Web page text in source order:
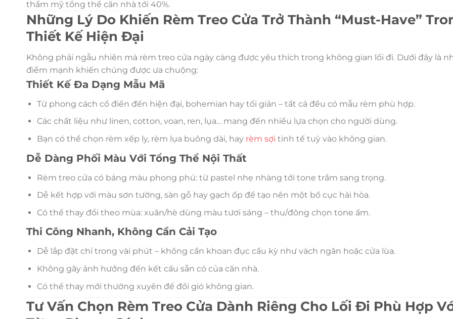
thẩm mỹ tổng thể căn nhà tới 40%.
Những Lý Do Khiến Rèm Treo Cửa Trở Thành “Must-Have”
Thiết Kế Hiện Đại
Không phải ngẫu nhiên mà rèm treo cửa ngày càng được yêu thích trong không gian lối đi. Dưới đây là
điểm mạnh khiến chúng được ưa chuộng:
Thiết Kế Đa Dạng Mẫu Mã
Từ phong cách cổ điển đến hiện đại, bohemian hay tối giản – tất cả đều có mẫu rèm phù hợp.
Các chất liệu như linen, cotton, voan, ren, lụa… mang đến nhiều lựa chọn cho người dùng.
Bạn có thể chọn rèm xếp ly, rèm lụa buông dài, hay rèm sợi tinh tế tuỳ vào không gian.
Dễ Dàng Phối Màu Với Tổng Thể Nội Thất
Rèm treo cửa có bảng màu phong phú: từ pastel nhẹ nhàng tới tone trầm sang trọng.
Dễ kết hợp với màu sơn tường, sàn gỗ hay gạch ốp để tạo nên một bố cục hài hòa.
Có thể thay đổi theo mùa: xuân/hè dùng màu tươi sáng – thu/đông chọn tone ấm.
Thi Công Nhanh, Không Cần Cải Tạo
Dễ lắp đặt chỉ trong vài phút – không cần khoan đục cầu kỳ như vách ngăn hoặc cửa lùa.
Không gây ảnh hưởng đến kết cấu sẵn có của căn nhà.
Có thể thay mới thường xuyên để đổi gió không gian.
Tư Vấn Chọn Rèm Treo Cửa Dành Riêng Cho Lối Đi Phù Hợp